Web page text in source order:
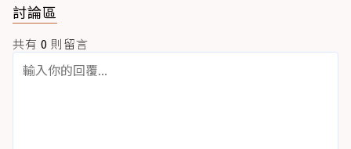
討論區
共有 0 則留言